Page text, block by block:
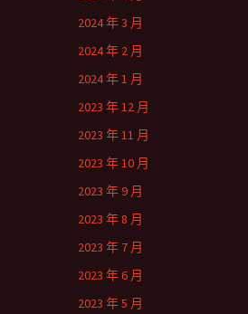
2024 年 3 月
2024 年 2 月
2024 年 1 月
2023 年 12 月
2023 年 11 月
2023 年 10 月
2023 年 9 月
2023 年 8 月
2023 年 7 月
2023 年 6 月
2023 年 5 月